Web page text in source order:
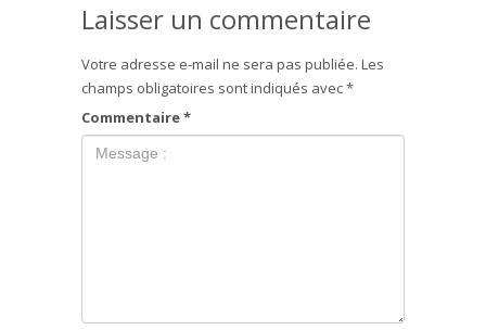
Laisser un commentaire
Votre adresse e-mail ne sera pas publiée. Les
champs obligatoires sont indiqués avec*
Commentaire*